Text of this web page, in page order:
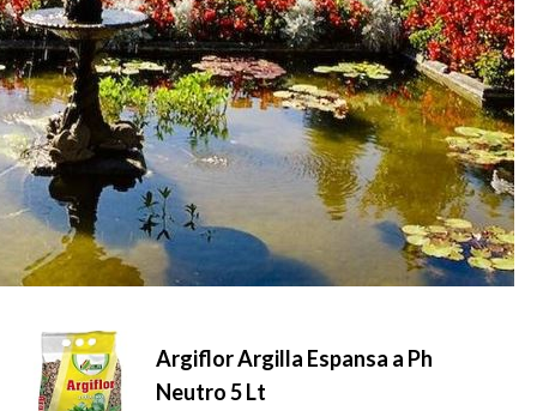
Argiflor Argilla Espansa a Ph
Neutro 5 Lt